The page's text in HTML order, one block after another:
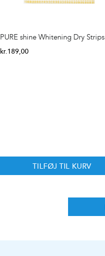
PURE shine Whitening Dry Strips
kr.189,00
TILFØJ TIL KURV